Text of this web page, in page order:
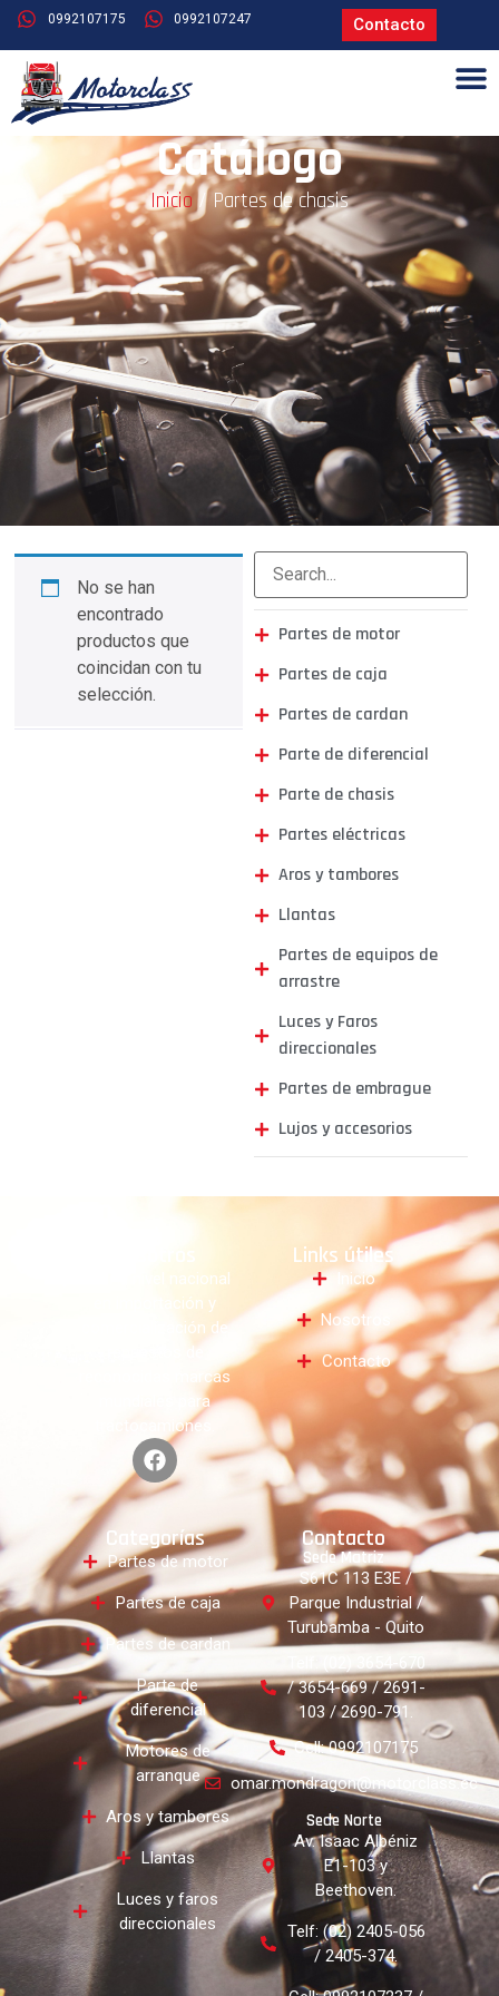
0992107175 0992107247 Contacto
Catálogo
Inicio / Partes de chasis
No se han
encontrado
productos que
coincidan con tu
selección.
Partes de motor
Partes de caja
Partes de cardan
Parte de diferencial
Parte de chasis
Partes eléctricas
Aros y tambores
Llantas
Partes de equipos de
arrastre
Luces y Faros
direccionales
Partes de embrague
Lujos y accesorios
Líder a nivel nacional
en importación y
comercialización de
repuestos de
reconocidas marcas
mundiales para
tractocamiones.
Links útiles
Inicio
Nosotros
Contacto
Categorías
Partes de motor
Partes de caja
Partes de cardan
Parte de
diferencial
Motores de
arranque
Aros y tambores
Llantas
Luces y faros
direccionales
Contacto
Sede Matriz
S61C 113 E3E /
Parque Industrial /
Turubamba - Quito
Telf: (02) 3654-670
/ 3654-669 / 2691-
103 / 2690-791.
Cell: 0992107175
omar.mondragon@motorclass.ec
Sede Norte
Av. Isaac Albéniz
E1-103 y
Beethoven.
Telf: (02) 2405-056
/ 2405-374.